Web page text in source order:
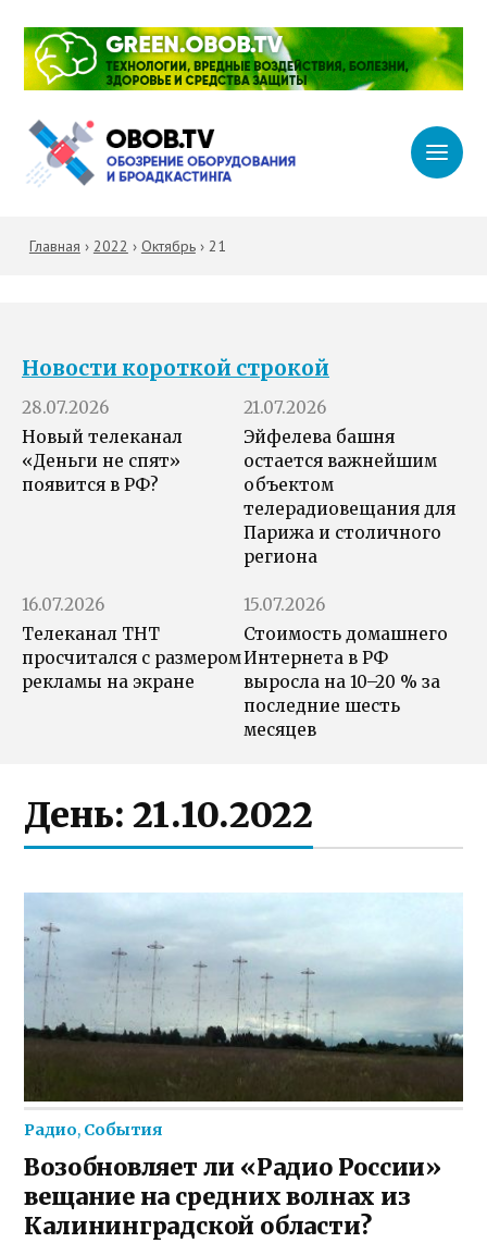
Главная › 2022 › Октябрь› 21
Новости короткой строкой
28.07.2026
Новый телеканал
«Деньги не спят»
появится в РФ?
21.07.2026
Эйфелева башня
остается важнейшим
объектом
телерадиовещания для
Парижа и столичного
региона
16.07.2026
Телеканал ТНТ
просчитался с размером
рекламы на экране
15.07.2026
Стоимость домашнего
Интернета в РФ
выросла на 10–20 % за
последние шесть
месяцев
День:21.10.2022
Радио, События
Возобновляет ли «Радио России»
вещание на средних волнах из
Калининградской области?